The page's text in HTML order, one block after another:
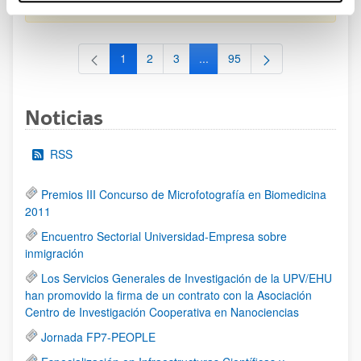
al 30/07/2026 (ambos incluídos)
Página
1 Página
2 Página
3 ...Páginas intermedias Use TAB
Página
95
Noticias
RSS
Premios III Concurso de Microfotografía en Biomedicina
2011
Encuentro Sectorial Universidad-Empresa sobre
inmigración
Los Servicios Generales de Investigación de la UPV/EHU
han promovido la firma de un contrato con la Asociación
Centro de Investigación Cooperativa en Nanociencias
Jornada FP7-PEOPLE